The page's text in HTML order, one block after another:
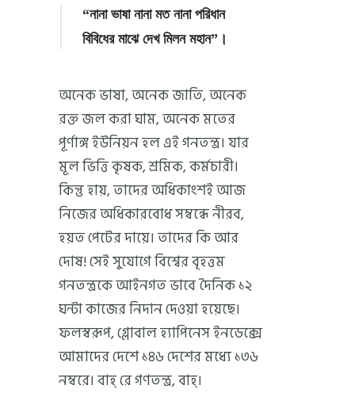
“নানা ভাষা নানা মত নানা পরিধান
বিবিধের মাঝে দেখ মিলন মহান”।
অনেক ভাষা, অনেক জাতি, অনেক
রক্ত জল করা ঘাম, অনেক মতের
পূর্ণাঙ্গ ইউনিয়ন হল এই গনতন্ত্র। যার
মূল ভিত্তি কৃষক, শ্রমিক, কর্মচারী।
কিন্তু হায়, তাদের অধিকাংশই আজ
নিজের অধিকারবোধ সম্বন্ধে নীরব,
হয়ত পেটের দায়ে। তাদের কি আর
দোষ! সেই সুযোগে বিশ্বের বৃহত্তম
গনতন্ত্রকে আইনগত ভাবে দৈনিক ১২
ঘন্টা কাজের নিদান দেওয়া হয়েছে।
ফলস্বরূপ, গ্লোবাল হ্যাপিনেস ইনডেক্সে
আমাদের দেশে ১৪৬ দেশের মধ্যে ১৩৬
নম্বরে। বাহ্ রে গণতন্ত্র, বাহ্।